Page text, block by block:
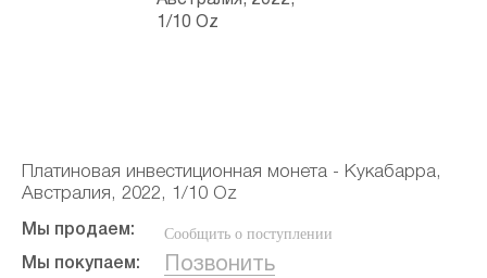
Платиновая инвестиционная монета - Кукабарра,
Австралия, 2022, 1/10 Oz
Мы продаем: Сообщить о поступлении
Мы покупаем: Позвонить